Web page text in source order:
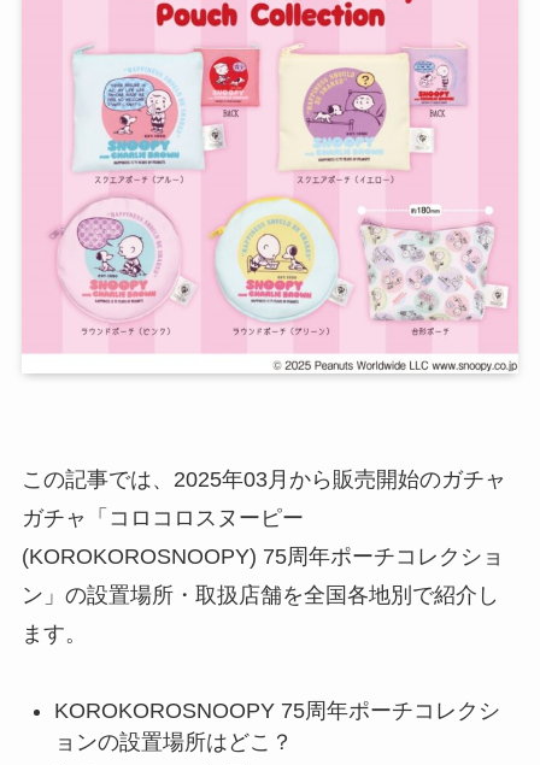
この記事では、2025年03月から販売開始のガチャ
ガチャ「コロコロスヌーピー
(KOROKOROSNOOPY) 75周年ポーチコレクショ
ン」の設置場所・取扱店舗を全国各地別で紹介し
ます。
KOROKOROSNOOPY 75周年ポーチコレクシ
ョンの設置場所はどこ？